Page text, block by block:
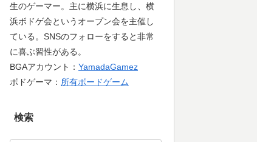
生のゲーマー。主に横浜に生息し、横
浜ボドゲ会というオープン会を主催し
ている。SNSのフォローをすると非常
に喜ぶ習性がある。
BGAアカウント： YamadaGamez
ボドゲーマ： 所有ボードゲーム
検索